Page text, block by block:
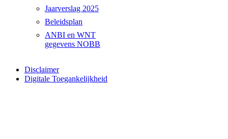
Jaarverslag 2025
Beleidsplan
ANBI en WNT
gegevens NOBB
Disclaimer
Digitale Toegankelijkheid